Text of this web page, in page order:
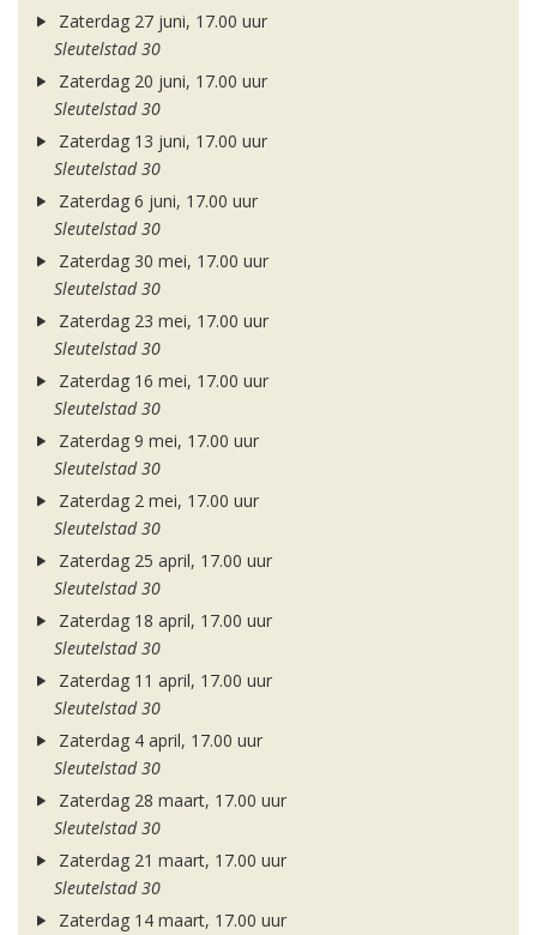
Zaterdag 27 juni, 17.00 uur
Sleutelstad 30
Zaterdag 20 juni, 17.00 uur
Sleutelstad 30
Zaterdag 13 juni, 17.00 uur
Sleutelstad 30
Zaterdag 6 juni, 17.00 uur
Sleutelstad 30
Zaterdag 30 mei, 17.00 uur
Sleutelstad 30
Zaterdag 23 mei, 17.00 uur
Sleutelstad 30
Zaterdag 16 mei, 17.00 uur
Sleutelstad 30
Zaterdag 9 mei, 17.00 uur
Sleutelstad 30
Zaterdag 2 mei, 17.00 uur
Sleutelstad 30
Zaterdag 25 april, 17.00 uur
Sleutelstad 30
Zaterdag 18 april, 17.00 uur
Sleutelstad 30
Zaterdag 11 april, 17.00 uur
Sleutelstad 30
Zaterdag 4 april, 17.00 uur
Sleutelstad 30
Zaterdag 28 maart, 17.00 uur
Sleutelstad 30
Zaterdag 21 maart, 17.00 uur
Sleutelstad 30
Zaterdag 14 maart, 17.00 uur